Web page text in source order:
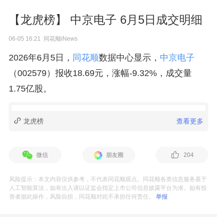
【龙虎榜】 中京电子 6月5日成交明细
06-05 16:21 同花顺iNews
2026年6月5日， 同花顺数据中心显示， 中京电子
（002579）报收18.69元，涨幅-9.32%，成交量
1.75亿股。
龙虎榜 查看更多
微信 朋友圈 204
风险提示：本文内容仅供参考，不代表同花顺观点。同花顺各类信息服务基于
人工智能算法，如有出入请以证监会指定上市公司信息披露平台为准。如有投
资者据此操作，风险自担，同花顺对此不承担任何责任。举报